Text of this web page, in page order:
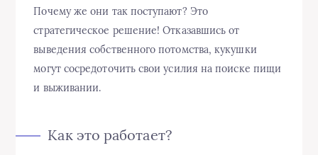
Почему же они так поступают? Это
стратегическое решение! Отказавшись от
выведения собственного потомства, кукушки
могут сосредоточить свои усилия на поиске пищи
и выживании.
Как это работает?